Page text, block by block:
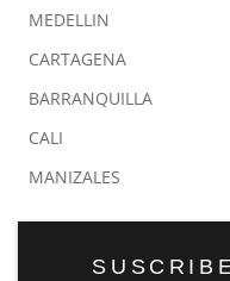
MEDELLIN
CARTAGENA
BARRANQUILLA
CALI
MANIZALES
POLITICAS